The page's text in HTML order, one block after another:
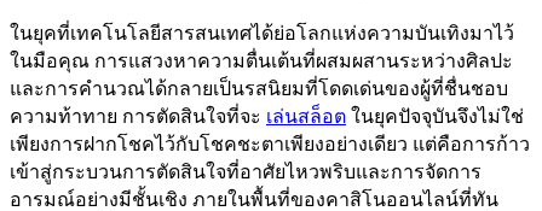
ในยุคที่เทคโนโลยีสารสนเทศได้ย่อโลกแห่งความบันเทิงมาไว้
ในมือคุณ การแสวงหาความตื่นเต้นที่ผสมผสานระหว่างศิลปะ
และการคำนวณได้กลายเป็นรสนิยมที่โดดเด่นของผู้ที่ชื่นชอบ
ความท้าทาย การตัดสินใจที่จะ เล่นสล็อต ในยุคปัจจุบันจึงไม่ใช่
เพียงการฝากโชคไว้กับโชคชะตาเพียงอย่างเดียว แต่คือการก้าว
เข้าสู่กระบวนการตัดสินใจที่อาศัยไหวพริบและการจัดการ
อารมณ์อย่างมีชั้นเชิง ภายในพื้นที่ของคาสิโนออนไลน์ที่ทัน